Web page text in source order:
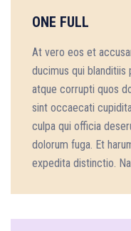
ONE FULL
At vero eos et
ducimus qui blanditiis
atque corrupti quos
sint occaecati
culpa qui officia
dolorum fuga. Et
expedita distinctio.